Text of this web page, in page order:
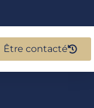
Être contacté